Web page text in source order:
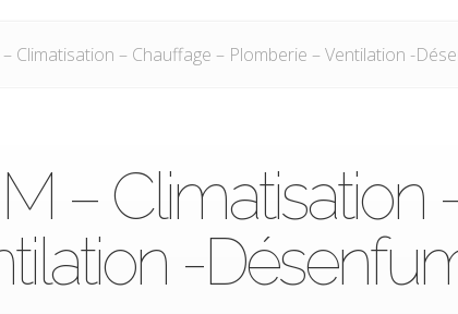
Climatisation – Chauffage – Plomberie – Ventilation -
–
-